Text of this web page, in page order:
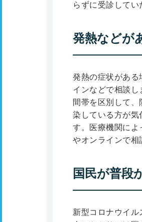
らずに受診してい
発熱などが
発熱の症状がある
インなどで相談
間帯を区別して
染している方が気
す。医療機関によ
やオンラインで相
国民が普段
新型コロナウイ